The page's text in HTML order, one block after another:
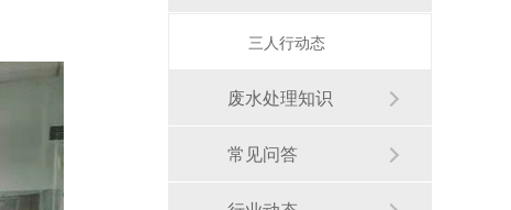
三人行动态
废水处理知识
常见问答